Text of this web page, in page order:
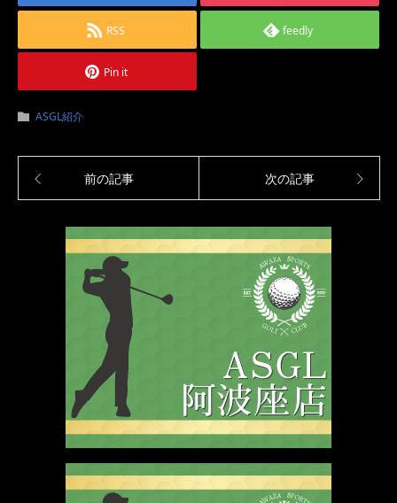
RSS feedly
Pin it
ASGL紹介
前の記事 次の記事